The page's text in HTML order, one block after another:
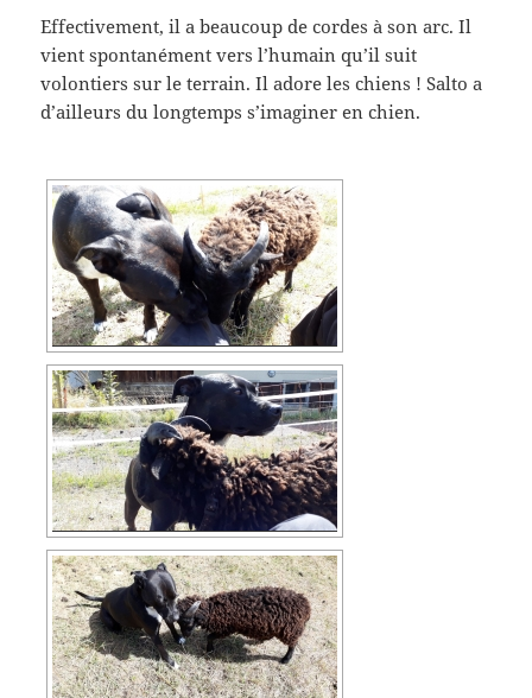
Effectivement, il a beaucoup de cordes à son arc. Il
vient spontanément vers l’humain qu’il suit
volontiers sur le terrain. Il adore les chiens ! Salto a
d’ailleurs du longtemps s’imaginer en chien.